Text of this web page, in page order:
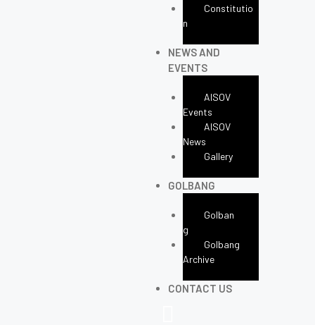
Constitutio
N
NEWS AND
EVENTS
AISOV
Events
AISOV
News
Gallery
GOLBANG
Golban
G
Golbang
Archive
CONTACT US